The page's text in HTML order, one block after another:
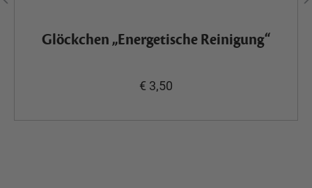
Glöckchen „Energetische Reinigung“
€ 3,50